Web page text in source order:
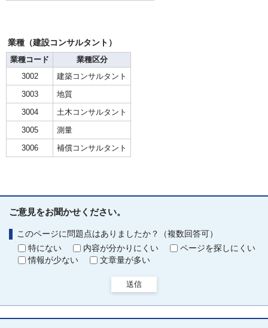
業種（建設コンサルタント）
業種コード
業種区分
3002
建築コンサルタント
3003
地質
3004
土木コンサルタント
3005
測量
3006
補償コンサルタント
ご意見をお聞かせください。
このページに問題点はありましたか？（複数回答可）
特にない
内容が分かりにくい
ページを探しにくい
情報が少ない
文章量が多い
送信